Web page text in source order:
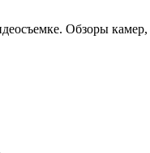
Обзоры